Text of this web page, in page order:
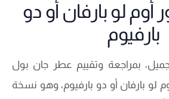
أوم لو بارفان أو دو
بارفيوم
بمراجعة وتقييم عطر جان بول
لو بارفان أو دو بارفيوم، وهو نسخة